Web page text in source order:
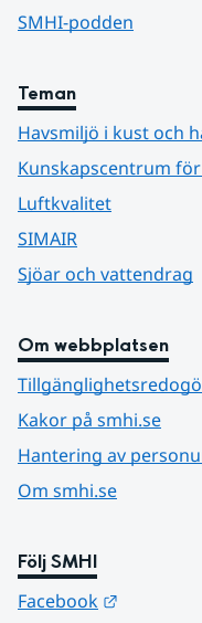
SMHI-podden
Teman
Havsmiljö i kust och
Kunskapscentrum
Luftkvalitet
SIMAIR
Sjöar och vattendrag
Om webbplatsen
Kakor på smhi.se
Hantering av
Om smhi.se
Följ SMHI
Facebook